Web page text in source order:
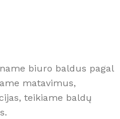
biuro baldus pagal
matavimus,
teikiame baldų